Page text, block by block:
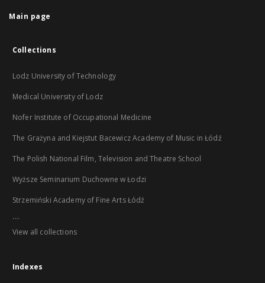
Main page
Collections
Lodz University of Technology
Medical University of Lodz
Nofer Institute of Occupational Medicine
The Grażyna and Kiejstut Bacewicz Academy of Music in Łódź
The Polish National Film, Television and Theatre School
Wyższe Seminarium Duchowne w Łodzi
Strzemiński Academy of Fine Arts Łódź
...
View all collections
Indexes